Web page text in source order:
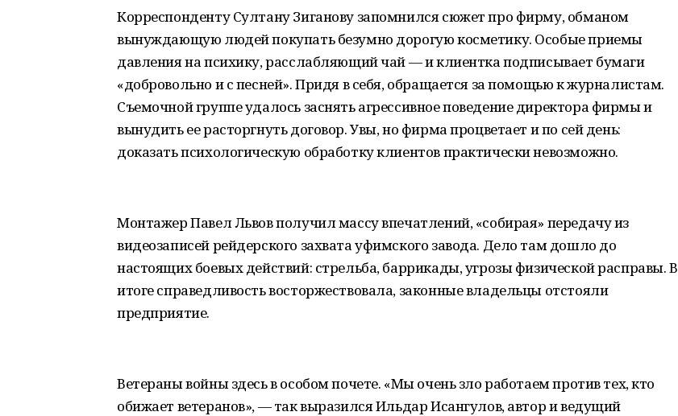
Корреспонденту Султану Зиганову запомнился сюжет про фирму, обманом
вынуждающую людей покупать безумно дорогую косметику. Особые приемы
давления на психику, расслабляющий чай ― и клиентка подписывает бумаги
«добровольно и с песней». Придя в себя, обращается за помощью к журналистам.
Съемочной группе удалось заснять агрессивное поведение директора фирмы и
вынудить ее расторгнуть договор. Увы, но фирма процветает и по сей день:
доказать психологическую обработку клиентов практически невозможно.
Монтажер Павел Львов получил массу впечатлений, «собирая» передачу из
видеозаписей рейдерского захвата уфимского завода. Дело там дошло до
настоящих боевых действий: стрельба, баррикады, угрозы физической расправы. В
итоге справедливость восторжествовала, законные владельцы отстояли
предприятие.
Ветераны войны здесь в особом почете. «Мы очень зло работаем против тех, кто
обижает ветеранов», — так выразился Ильдар Исангулов, автор и ведущий